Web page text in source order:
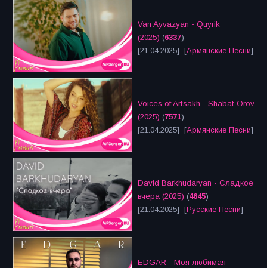
Van Ayvazyan - Quyrik
(2025) (6337)
[21.04.2025] [Армянские Песни]
Voices of Artsakh - Shabat Orov
(2025) (7571)
[21.04.2025] [Армянские Песни]
David Barkhudaryan - Сладкое
вчера (2025) (4645)
[21.04.2025] [Русские Песни]
EDGAR - Моя любимая